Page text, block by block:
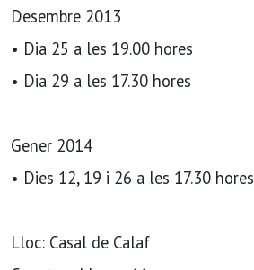
Desembre 2013
• Dia 25 a les 19.00 hores
• Dia 29 a les 17.30 hores
Gener 2014
• Dies 12, 19 i 26 a les 17.30 hores
Lloc: Casal de Calaf